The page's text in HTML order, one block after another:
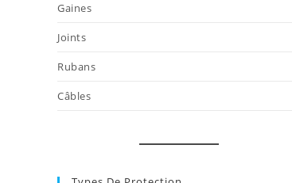
Gaines
Joints
Rubans
Câbles